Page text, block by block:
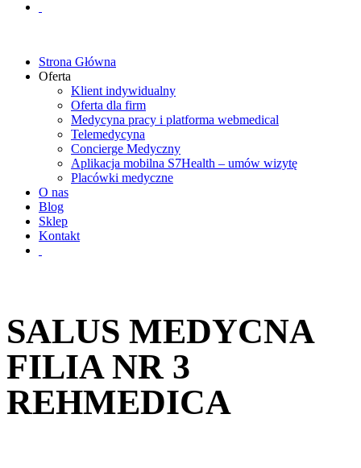
Strona Główna
Oferta
Klient indywidualny
Oferta dla firm
Medycyna pracy i platforma webmedical
Telemedycyna
Concierge Medyczny
Aplikacja mobilna S7Health – umów wizytę
Placówki medyczne
O nas
Blog
Sklep
Kontakt
SALUS MEDYCNA
FILIA NR 3
REHMEDICA